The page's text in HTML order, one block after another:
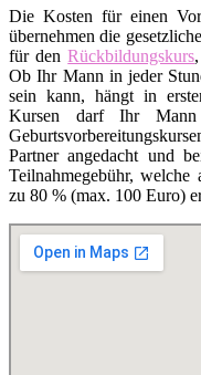
Die Kosten für einen
übernehmen die
für denRückbildungskurs
Ob Ihr Mann in jeder
sein kann, hängt in
Kursen darf Ihr Mann
Partner angedacht und
Teilnahmegebühr,
zu 80 % (max. 100 Euro)